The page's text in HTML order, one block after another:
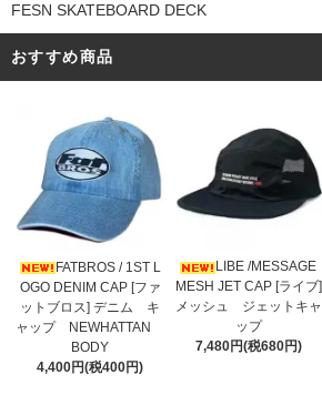
FESN SKATEBOARD DECK
おすすめ商品
FATBROS / 1ST L
OGO DENIM CAP [ファ
ットブロス] デニム キ
ャップ NEWHATTAN
BODY
4,400円(税400円)
LIBE /MESSAGE
MESH JET CAP [ライブ]
メッシュ ジェットキャ
ップ
7,480円(税680円)